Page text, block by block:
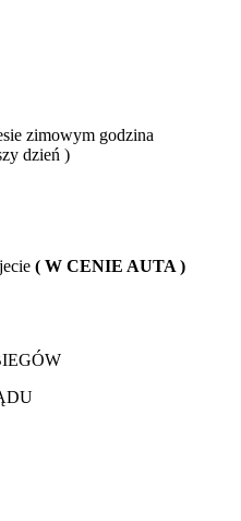
zimowym godzina
dzień )
( W CENIE AUTA )